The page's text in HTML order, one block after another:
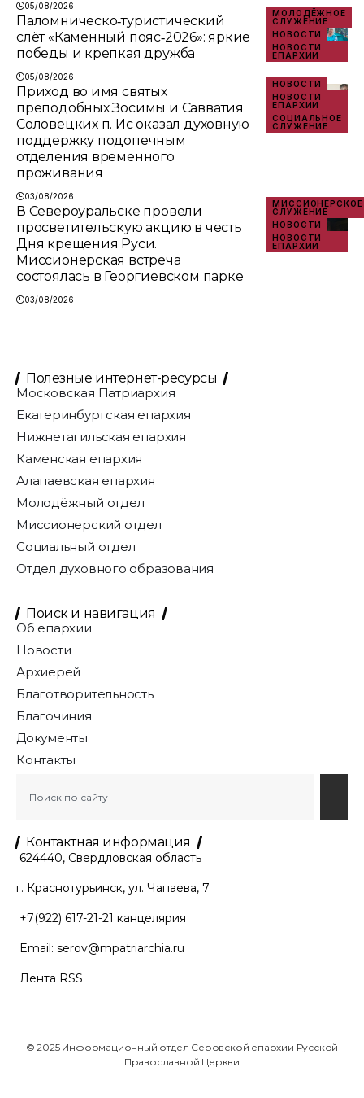
05/08/2026
МОЛОДЁЖНОЕ
СЛУЖЕНИЕ
НОВОСТИ
НОВОСТИ
ЕПАРХИИ
Паломническо‑туристический
слёт «Каменный пояс‑2026»: яркие
победы и крепкая дружба
05/08/2026
НОВОСТИ
НОВОСТИ
ЕПАРХИИ
СОЦИАЛЬНОЕ
СЛУЖЕНИЕ
Приход во имя святых
преподобных Зосимы и Савватия
Соловецких п. Ис оказал духовную
поддержку подопечным
отделения временного
проживания
03/08/2026
МИССИОНЕРСКОЕ
СЛУЖЕНИЕ
НОВОСТИ
НОВОСТИ
ЕПАРХИИ
В Североуральске провели
просветительскую акцию в честь
Дня крещения Руси.
Миссионерская встреча
состоялась в Георгиевском парке
03/08/2026
Полезные интернет-ресурсы
Московская Патриархия
Екатеринбургская епархия
Нижнетагильская епархия
Каменская епархия
Алапаевская епархия
Молодёжный отдел
Миссионерский отдел
Социальный отдел
Отдел духовного образования
Поиск и навигация
Об епархии
Новости
Архиерей
Благотворительность
Благочиния
Документы
Контакты
Контактная информация
624440, Свердловская область
г. Краснотурьинск, ул. Чапаева, 7
+7(922) 617-21-21 канцелярия
Email: serov@mpatriarchia.ru
Лента RSS
© 2025 Информационный отдел Серовской епархии Русской
Православной Церкви